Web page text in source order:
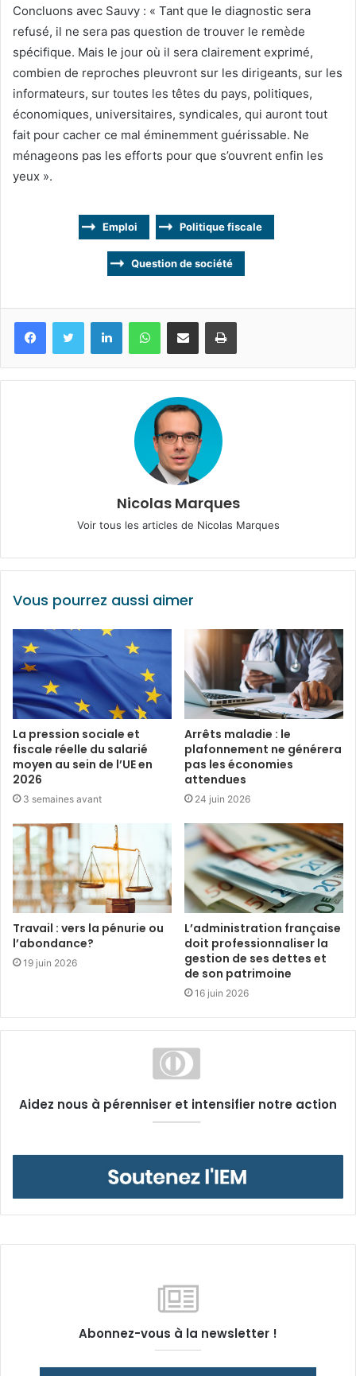
Concluons avec Sauvy : « Tant que le diagnostic sera
refusé, il ne sera pas question de trouver le remède
spécifique. Mais le jour où il sera clairement exprimé,
combien de reproches pleuvront sur les dirigeants, sur les
informateurs, sur toutes les têtes du pays, politiques,
économiques, universitaires, syndicales, qui auront tout
fait pour cacher ce mal éminemment guérissable. Ne
ménageons pas les efforts pour que s’ouvrent enfin les
yeux ».
Emploi Politique fiscale
Question de société
FacebookTwitter LinkedinWhatsApp
Partagez par mail Imprimez
Nicolas Marques
Voir tous les articles de Nicolas Marques
Vous pourrez aussi aimer
La pression sociale et
fiscale réelle du salarié
moyen au sein de l’UE en
2026
3 semaines avant
Arrêts maladie : le
plafonnement ne générera
pas les économies
attendues
24 juin 2026
Travail : vers la pénurie ou
l’abondance?
19 juin 2026
L’administration française
doit professionnaliser la
gestion de ses dettes et
de son patrimoine
16 juin 2026
Aidez nous à pérenniser et intensifier notre action
Abonnez-vous à la newsletter !